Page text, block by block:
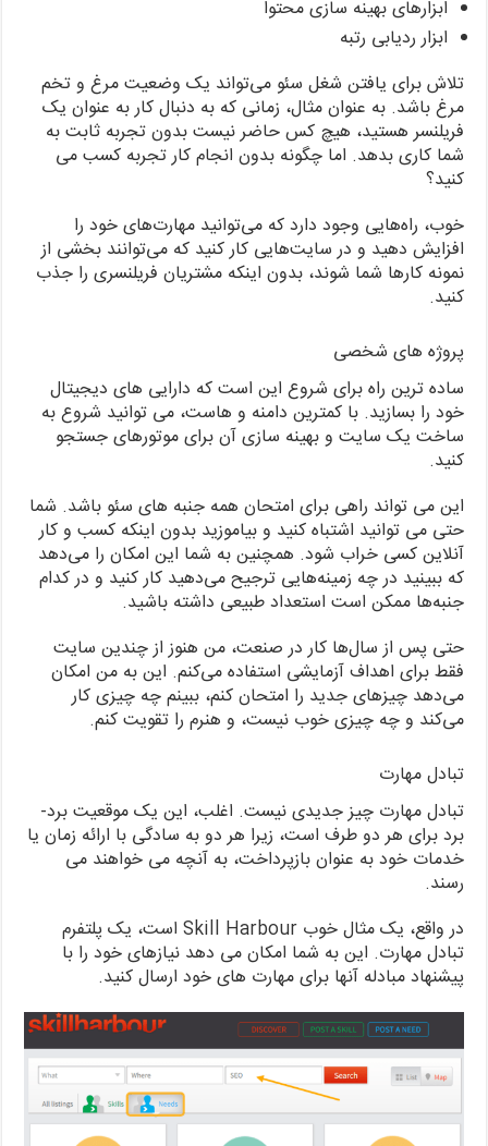
ابزارهای بهینه سازی محتوا
ابزار ردیابی رتبه
تلاش برای یافتن شغل سئو می‌تواند یک وضعیت مرغ و تخم
مرغ باشد. به عنوان مثال، زمانی که به دنبال کار به عنوان یک
فریلنسر هستید، هیچ کس حاضر نیست بدون تجربه ثابت به
شما کاری بدهد. اما چگونه بدون انجام کار تجربه کسب می
کنید؟
خوب، راه‌هایی وجود دارد که می‌توانید مهارت‌های خود را
افزایش دهید و در سایت‌هایی کار کنید که می‌توانند بخشی از
نمونه کارها شما شوند، بدون اینکه مشتریان فریلنسری را جذب
کنید.
پروژه های شخصی
ساده ترین راه برای شروع این است که دارایی های دیجیتال
خود را بسازید. با کمترین دامنه و هاست، می توانید شروع به
ساخت یک سایت و بهینه سازی آن برای موتورهای جستجو
کنید.
این می تواند راهی برای امتحان همه جنبه های سئو باشد. شما
حتی می توانید اشتباه کنید و بیاموزید بدون اینکه کسب و کار
آنلاین کسی خراب شود. همچنین به شما این امکان را می‌دهد
که ببینید در چه زمینه‌هایی ترجیح می‌دهید کار کنید و در کدام
جنبه‌ها ممکن است استعداد طبیعی داشته باشید.
حتی پس از سال‌ها کار در صنعت، من هنوز از چندین سایت
فقط برای اهداف آزمایشی استفاده می‌کنم. این به من امکان
می‌دهد چیزهای جدید را امتحان کنم، ببینم چه چیزی کار
می‌کند و چه چیزی خوب نیست، و هنرم را تقویت کنم.
تبادل مهارت
تبادل مهارت چیز جدیدی نیست. اغلب، این یک موقعیت برد-
برد برای هر دو طرف است، زیرا هر دو به سادگی با ارائه زمان یا
خدمات خود به عنوان بازپرداخت، به آنچه می خواهند می
رسند.
در واقع، یک مثال خوب Skill Harbour است، یک پلتفرم
تبادل مهارت. این به شما امکان می دهد نیازهای خود را با
پیشنهاد مبادله آنها برای مهارت های خود ارسال کنید.